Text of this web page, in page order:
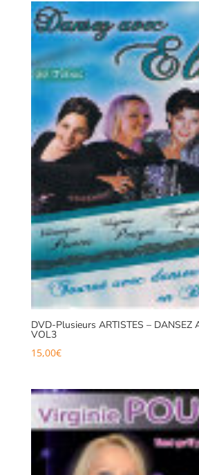
DVD-Plusieurs ARTISTES – DANSEZ
VOL3
15,00€